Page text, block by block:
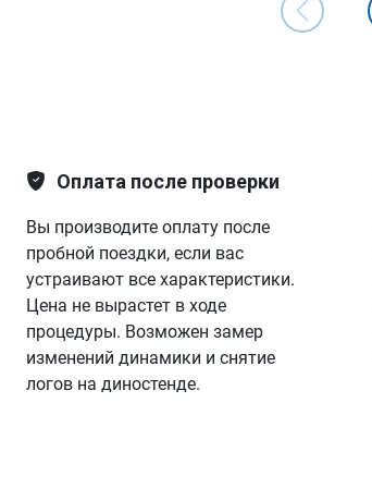
Оплата после проверки
Вы производите оплату после
пробной поездки, если вас
устраивают все характеристики.
Цена не вырастет в ходе
процедуры. Возможен замер
изменений динамики и снятие
логов на диностенде.